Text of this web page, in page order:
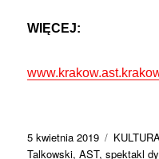
WIĘCEJ:
Data
publikacji
5 kwietnia 2019 Kategorie
Talkowski,AST,spektakl